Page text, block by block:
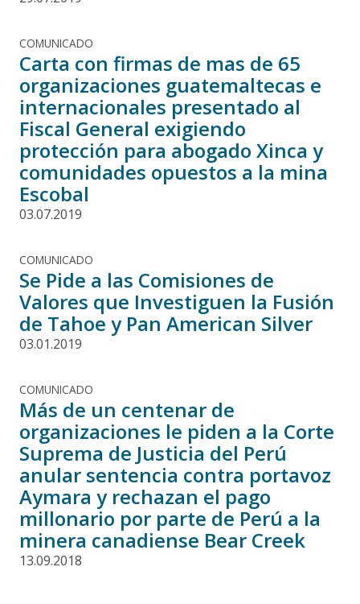
COMUNICADO
Carta con firmas de mas de 65
organizaciones guatemaltecas e
internacionales presentado al
Fiscal General exigiendo
protección para abogado Xinca y
comunidades opuestos a la mina
Escobal
03.07.2019
COMUNICADO
Se Pide a las Comisiones de
Valores que Investiguen la Fusión
de Tahoe y Pan American Silver
03.01.2019
COMUNICADO
Más de un centenar de
organizaciones le piden a la Corte
Suprema de Justicia del Perú
anular sentencia contra portavoz
Aymara y rechazan el pago
millonario por parte de Perú a la
minera canadiense Bear Creek
13.09.2018